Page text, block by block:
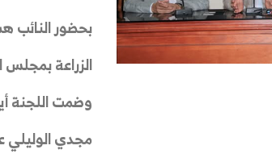
بحضور النائب
الزراعة
وضمت اللجنة
مجدي